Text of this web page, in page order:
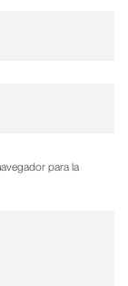
para la